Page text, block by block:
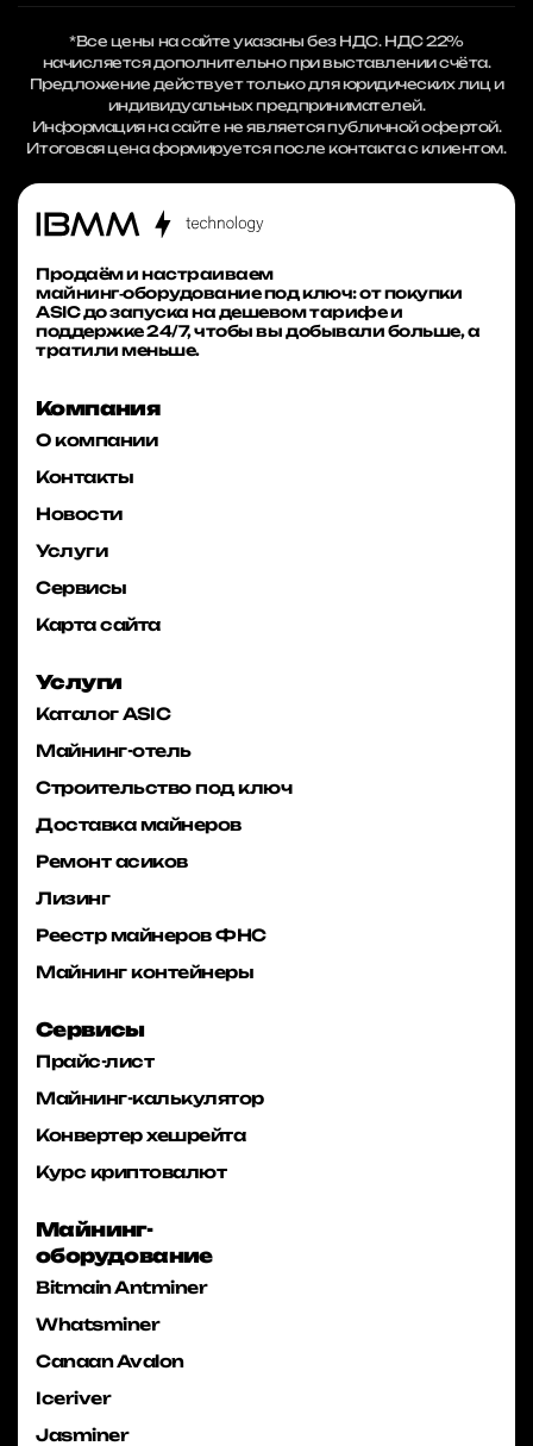
*Все цены на сайте указаны без НДС. НДС 22%
начисляется дополнительно при выставлении счёта.
Предложение действует только для юридических лиц и
индивидуальных предпринимателей.
Информация на сайте не является публичной офертой.
Итоговая цена формируется после контакта с клиентом.
Продаём и настраиваем
майнинг‑оборудование под ключ: от покупки
ASIC до запуска на дешевом тарифе и
поддержке 24/7, чтобы вы добывали больше, а
тратили меньше.
Компания
О компании
Контакты
Новости
Услуги
Сервисы
Карта сайта
Услуги
Каталог ASIC
Майнинг-отель
Строительство под ключ
Доставка майнеров
Ремонт асиков
Лизинг
Реестр майнеров ФНС
Майнинг контейнеры
Сервисы
Прайс-лист
Майнинг-калькулятор
Конвертер хешрейта
Курс криптовалют
Майнинг-
оборудование
Bitmain Antminer
Whatsminer
Canaan Avalon
Iceriver
Jasminer